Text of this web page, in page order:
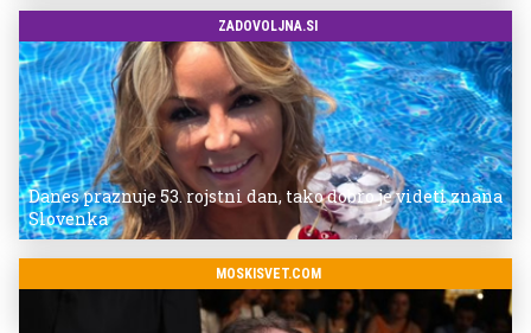
ZADOVOLJNA.SI
Danes praznuje 53. rojstni dan, tako dobro je videti znana
Slovenka
MOSKISVET.COM